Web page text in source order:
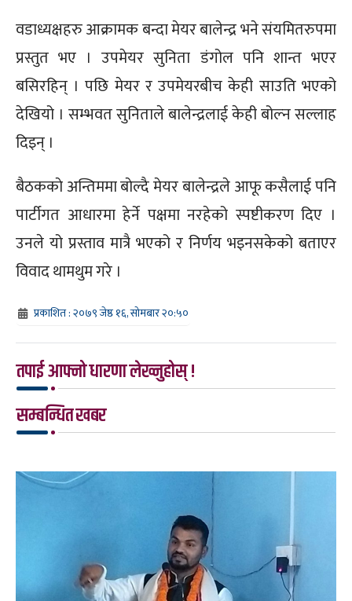
वडाध्यक्षहरु आक्रामक बन्दा मेयर बालेन्द्र भने संयमितरुपमा
प्रस्तुत भए । उपमेयर सुनिता डंगोल पनि शान्त भएर
बसिरहिन् । पछि मेयर र उपमेयरबीच केही साउति भएको
देखियो । सम्भवत सुनिताले बालेन्द्रलाई केही बोल्न सल्लाह
दिइन् ।
बैठककाे अन्तिममा बाेल्दै मेयर बालेन्द्रले आफू कसैलाई पनि
पार्टीगत आधारमा हेर्ने पक्षमा नरहेको स्पष्टीकरण दिए ।
उनले यो प्रस्ताव मात्रै भएको र निर्णय भइनसकेको बताएर
विवाद थामथुम गरे ।
प्रकाशित : २०७९ जेष्ठ १६, सोमबार २०:५०
तपाई आफ्नो धारणा लेख्नुहोस् !
सम्बन्धित खबर